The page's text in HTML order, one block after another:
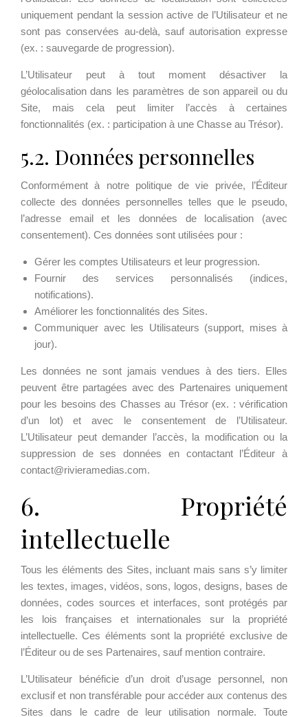
uniquement pendant la session active de l’Utilisateur et ne
sont pas conservées au-delà, sauf autorisation expresse
(ex. : sauvegarde de progression).
L’Utilisateur peut à tout moment désactiver la
géolocalisation dans les paramètres de son appareil ou du
Site, mais cela peut limiter l’accès à certaines
fonctionnalités (ex. : participation à une Chasse au Trésor).
5.2. Données personnelles
Conformément à notre politique de vie privée, l’Éditeur
collecte des données personnelles telles que le pseudo,
l’adresse email et les données de localisation (avec
consentement). Ces données sont utilisées pour :
Gérer les comptes Utilisateurs et leur progression.
Fournir des services personnalisés (indices,
notifications).
Améliorer les fonctionnalités des Sites.
Communiquer avec les Utilisateurs (support, mises à
jour).
Les données ne sont jamais vendues à des tiers. Elles
peuvent être partagées avec des Partenaires uniquement
pour les besoins des Chasses au Trésor (ex. : vérification
d’un lot) et avec le consentement de l’Utilisateur.
L’Utilisateur peut demander l’accès, la modification ou la
suppression de ses données en contactant l’Éditeur à
contact@rivieramedias.com.
6. Propriété
intellectuelle
Tous les éléments des Sites, incluant mais sans s’y limiter
les textes, images, vidéos, sons, logos, designs, bases de
données, codes sources et interfaces, sont protégés par
les lois françaises et internationales sur la propriété
intellectuelle. Ces éléments sont la propriété exclusive de
l’Éditeur ou de ses Partenaires, sauf mention contraire.
L’Utilisateur bénéficie d’un droit d’usage personnel, non
exclusif et non transférable pour accéder aux contenus des
Sites dans le cadre de leur utilisation normale. Toute